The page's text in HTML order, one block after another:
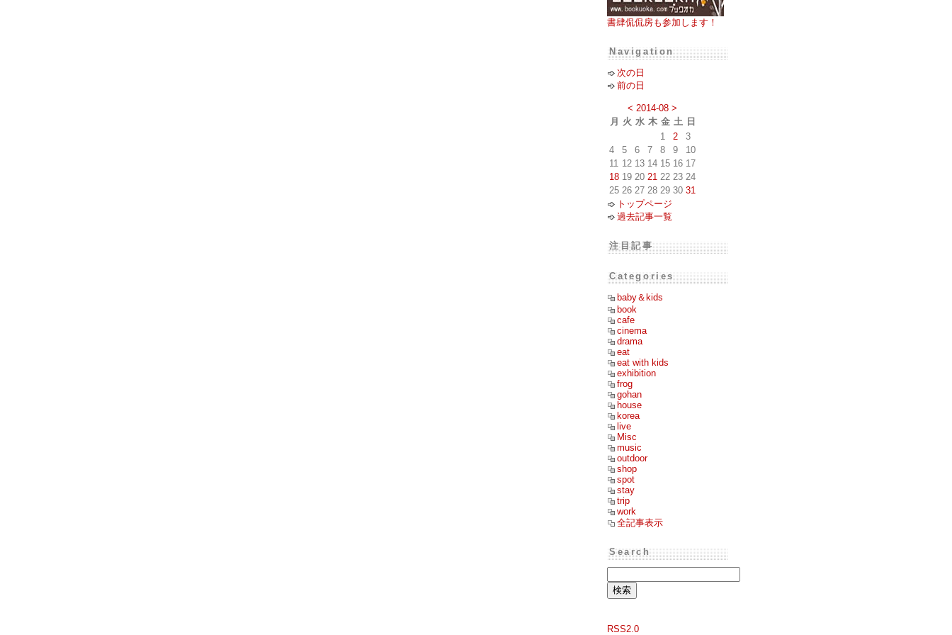
書肆侃侃房も参加します！
Navigation
次の日
前の日
< 2014-08 >
月
火 水 木 金 土 日
1
2
3
4
5 6 7 8 9
10
11 12 13 14 15 16 17
18 19 20 21 22 23 24
25 26 27 28 29 30 31
トップページ
過去記事一覧
注目記事
Categories
baby＆kids
book
cafe
cinema
drama
eat
eat with kids
exhibition
frog
gohan
house
korea
live
Misc
music
outdoor
shop
spot
stay
trip
work
全記事表示
Search
RSS2.0